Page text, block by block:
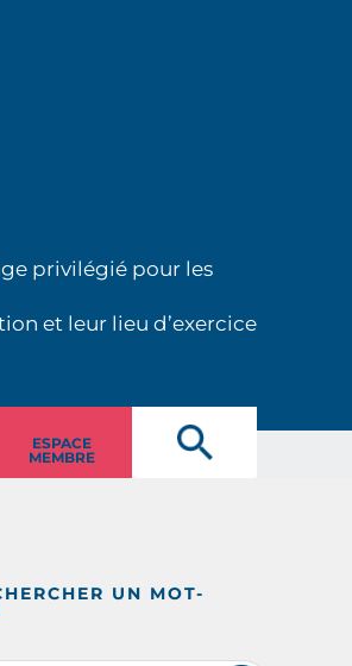
privilégié pour les
et leur lieu d’exercice
ESPACE
MEMBRE
UN MOT-